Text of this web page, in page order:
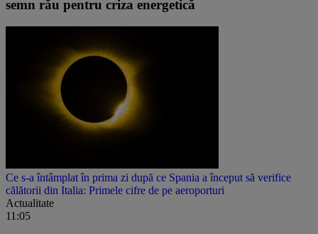
semn rău pentru criza energetică
Ce s-a întâmplat în prima zi după ce Spania a început să verifice
călătorii din Italia: Primele cifre de pe aeroporturi
Actualitate
11:05